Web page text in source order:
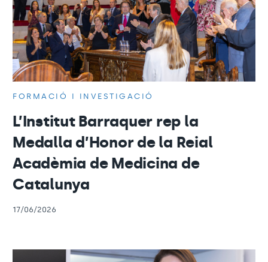
FORMACIÓ I INVESTIGACIÓ
L’Institut Barraquer rep la
Medalla d’Honor de la Reial
Acadèmia de Medicina de
Catalunya
17/06/2026